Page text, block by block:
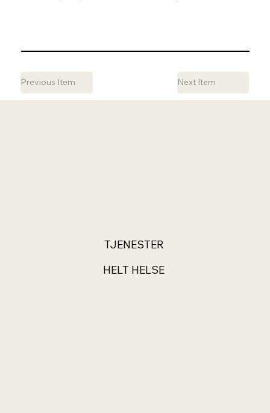
Previous Item Next Item
TJENESTER
HELT HELSE